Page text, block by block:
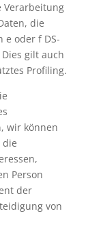
Verarbeitung
die
e oder f DS-
gilt auch
Profiling.
wir können
die
Person
der
von